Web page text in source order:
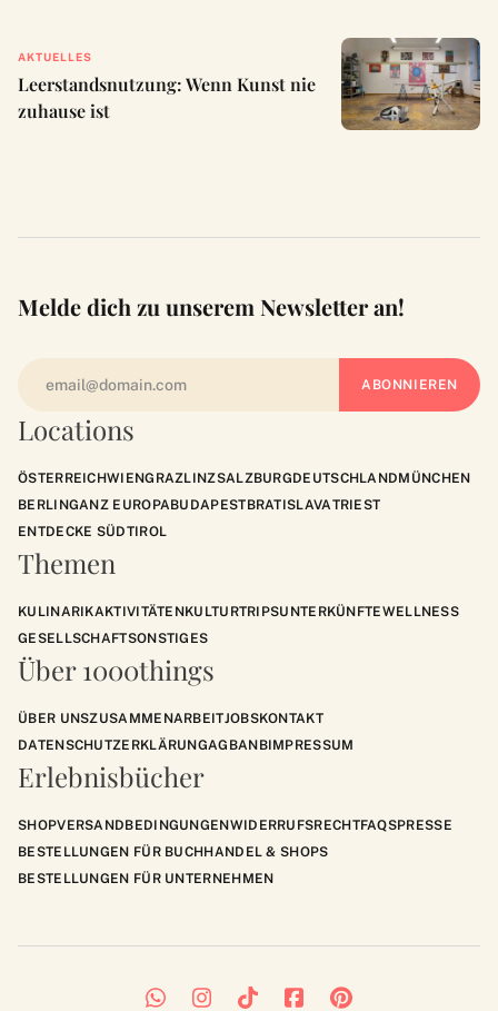
AKTUELLES
Leerstandsnutzung: Wenn Kunst nie
zuhause ist
Locations
ÖSTERREICHWIENGRAZLINZSALZBURGDEUTSCHLANDMÜNCHEN
BERLINGANZ EUROPABUDAPESTBRATISLAVATRIEST
ENTDECKE SÜDTIROL
Themen
KULINARIKAKTIVITÄTENKULTURTRIPSUNTERKÜNFTEWELLNESS
GESELLSCHAFTSONSTIGES
Über 1000things
ÜBER UNSZUSAMMENARBEITJOBSKONTAKT
DATENSCHUTZERKLÄRUNGAGBANBIMPRESSUM
Erlebnisbücher
SHOPVERSANDBEDINGUNGENWIDERRUFSRECHTFAQSPRESSE
BESTELLUNGEN FÜR BUCHHANDEL & SHOPS
BESTELLUNGEN FÜR UNTERNEHMEN
Melde dich zu unserem Newsletter an!